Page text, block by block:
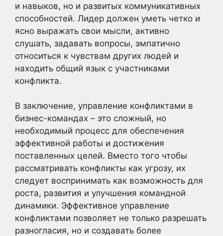
и навыков, но и развитых коммуникативных
способностей. Лидер должен уметь четко и
ясно выражать свои мысли, активно
слушать, задавать вопросы, эмпатично
относиться к чувствам других людей и
находить общий язык с участниками
конфликта.
В заключение, управление конфликтами в
бизнес-командах – это сложный, но
необходимый процесс для обеспечения
эффективной работы и достижения
поставленных целей. Вместо того чтобы
рассматривать конфликты как угрозу, их
следует воспринимать как возможность для
роста, развития и улучшения командной
динамики. Эффективное управление
конфликтами позволяет не только разрешать
разногласия, но и создавать более